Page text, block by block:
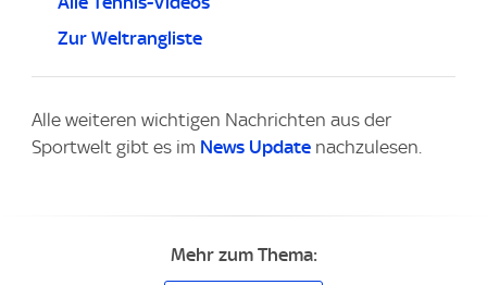
Zur Weltrangliste
Alle weiteren wichtigen Nachrichten aus der
Sportwelt gibt es im News Update nachzulesen.
Mehr zum Thema: